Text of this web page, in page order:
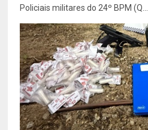
Policiais militares do 24º BPM (Q...